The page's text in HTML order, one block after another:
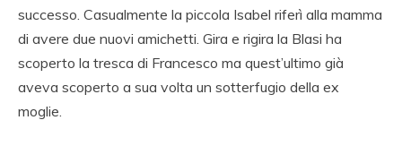
successo. Casualmente la piccola Isabel riferì alla mamma
di avere due nuovi amichetti. Gira e rigira la Blasi ha
scoperto la tresca di Francesco ma quest’ultimo già
aveva scoperto a sua volta un sotterfugio della ex
moglie.